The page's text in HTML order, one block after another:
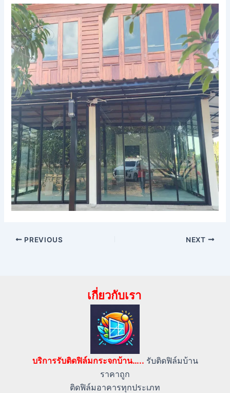
PREVIOUS NEXT
เกี่ยวกับเรา
บริการรับติดฟิล์มกระจกบ้าน….. รับติดฟิล์มบ้าน
ราคาถูก
ติดฟิล์มอาคารทุกประเภท